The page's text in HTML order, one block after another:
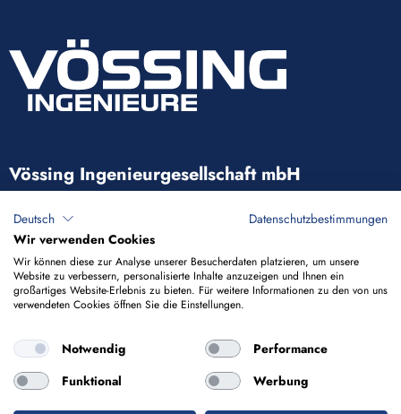
Vössing Ingenieurgesellschaft mbH
Brunnenstraße 29-31
40223 Düsseldorf
+49 211 9054-5
info@voessing.de
Deutsch
Datenschutzbestimmungen
Wir verwenden Cookies
Wir können diese zur Analyse unserer Besucherdaten platzieren, um unsere
Website zu verbessern, personalisierte Inhalte anzuzeigen und Ihnen ein
großartiges Website-Erlebnis zu bieten. Für weitere Informationen zu den von uns
verwendeten Cookies öffnen Sie die Einstellungen.
Notwendig
Performance
Funktional
Werbung